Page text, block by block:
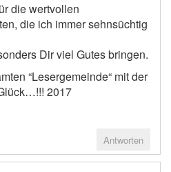
die wertvollen
die ich immer sehnsüchtig
Dir viel Gutes bringen.
“Lesergemeinde“ mit der
2017
Antworten